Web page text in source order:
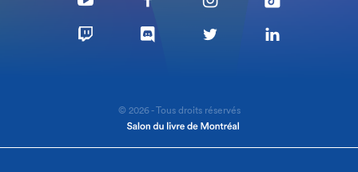
© 2026 - Tous droits réservés